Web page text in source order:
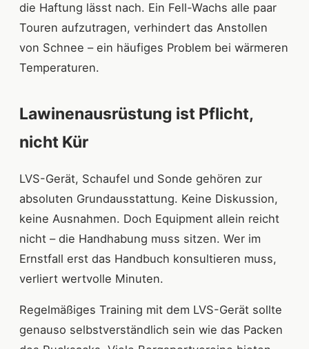
die Haftung lässt nach. Ein Fell-Wachs alle paar
Touren aufzutragen, verhindert das Anstollen
von Schnee – ein häufiges Problem bei wärmeren
Temperaturen.
Lawinenausrüstung ist Pflicht,
nicht Kür
LVS-Gerät, Schaufel und Sonde gehören zur
absoluten Grundausstattung. Keine Diskussion,
keine Ausnahmen. Doch Equipment allein reicht
nicht – die Handhabung muss sitzen. Wer im
Ernstfall erst das Handbuch konsultieren muss,
verliert wertvolle Minuten.
Regelmäßiges Training mit dem LVS-Gerät sollte
genauso selbstverständlich sein wie das Packen